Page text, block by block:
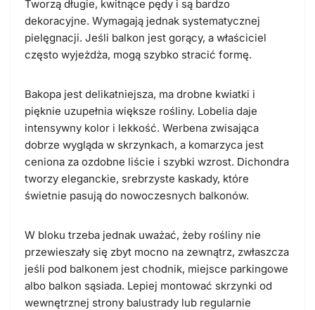
Tworzą długie, kwitnące pędy i są bardzo
dekoracyjne. Wymagają jednak systematycznej
pielęgnacji. Jeśli balkon jest gorący, a właściciel
często wyjeżdża, mogą szybko stracić formę.
Bakopa jest delikatniejsza, ma drobne kwiatki i
pięknie uzupełnia większe rośliny. Lobelia daje
intensywny kolor i lekkość. Werbena zwisająca
dobrze wygląda w skrzynkach, a komarzyca jest
ceniona za ozdobne liście i szybki wzrost. Dichondra
tworzy eleganckie, srebrzyste kaskady, które
świetnie pasują do nowoczesnych balkonów.
W bloku trzeba jednak uważać, żeby rośliny nie
przewieszały się zbyt mocno na zewnątrz, zwłaszcza
jeśli pod balkonem jest chodnik, miejsce parkingowe
albo balkon sąsiada. Lepiej montować skrzynki od
wewnętrznej strony balustrady lub regularnie